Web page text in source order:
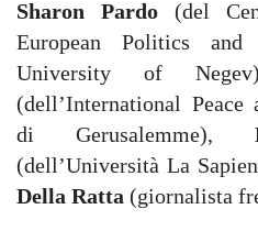
Sharon Pardo (del
European Politics
University of
(dell’International Peace
di Gerusalemme),
(dell’Università La
Della Ratta (giornalista